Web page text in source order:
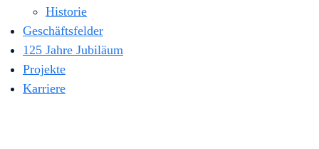
Historie
Geschäftsfelder
125 Jahre Jubiläum
Projekte
Karriere